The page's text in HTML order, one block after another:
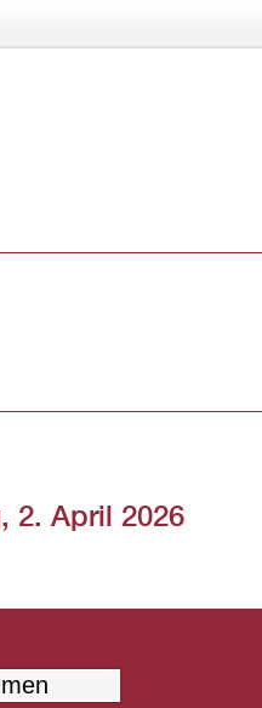
2. April 2026